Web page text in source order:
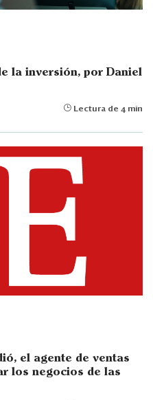
la inversión, por Daniel
Lectura de 4 min
el agente de ventas
los negocios de las